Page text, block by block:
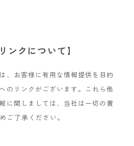
ンクについて】
、お客様に有用な情報提供を目的
のリンクがございます。これら他
に関しましては、当社は一切の責
ご了承ください。